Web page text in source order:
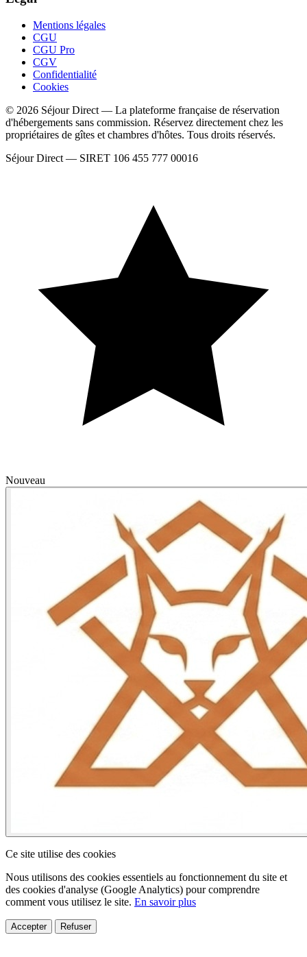
Mentions légales
CGU
CGU Pro
CGV
Confidentialité
Cookies
© 2026 Séjour Direct — La plateforme française de réservation
d'hébergements sans commission. Réservez directement chez les
propriétaires de gîtes et chambres d'hôtes. Tous droits réservés.
Séjour Direct — SIRET 106 455 777 00016
Nouveau
Ce site utilise des cookies
Nous utilisons des cookies essentiels au fonctionnement du site et
des cookies d'analyse (Google Analytics) pour comprendre
comment vous utilisez le site. En savoir plus
Accepter Refuser